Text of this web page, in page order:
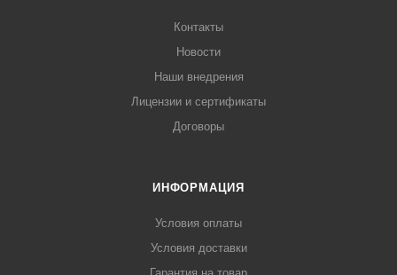
Контакты
Новости
Наши внедрения
Лицензии и сертификаты
Договоры
ИНФОРМАЦИЯ
Условия оплаты
Условия доставки